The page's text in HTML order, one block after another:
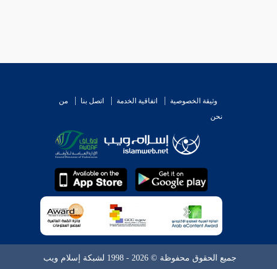
وثيقة الخصوصية اتفاقية الخدمة اتصل بنا
من
نحن
جميع الحقوق محفوظة © 2026 - 1998 لشبكة إسلام ويب